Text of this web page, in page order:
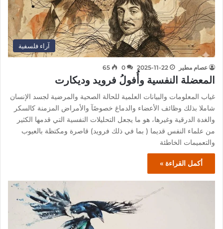
آراء فلسفية
عصام مطير 2025-11-22
0
65
المعضلة النفسية وأُفولُ فرويد وديكارت
غياب المعلومات والبيانات العلمية للحالة الصحية والمرضية لجسد الإنسان
شاملا بذلك وظائف الأعضاء والدماغ خصوصًآ والأمراض المزمنة كالسكر
والغدة الدرقية وغيرها، هو ما يجعل التحليلات النفسية التي قدمها الكثير
من علماء النفس قديما ( بما في ذلك فرويد) قاصرة ومكتظة بالعيوب
والتعميمات الخاطئة
أكمل القراءة »